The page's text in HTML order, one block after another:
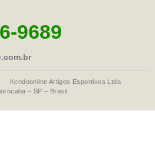
9689
Kendoonline Artigos Esportivos Ltda
– SP – Brasil